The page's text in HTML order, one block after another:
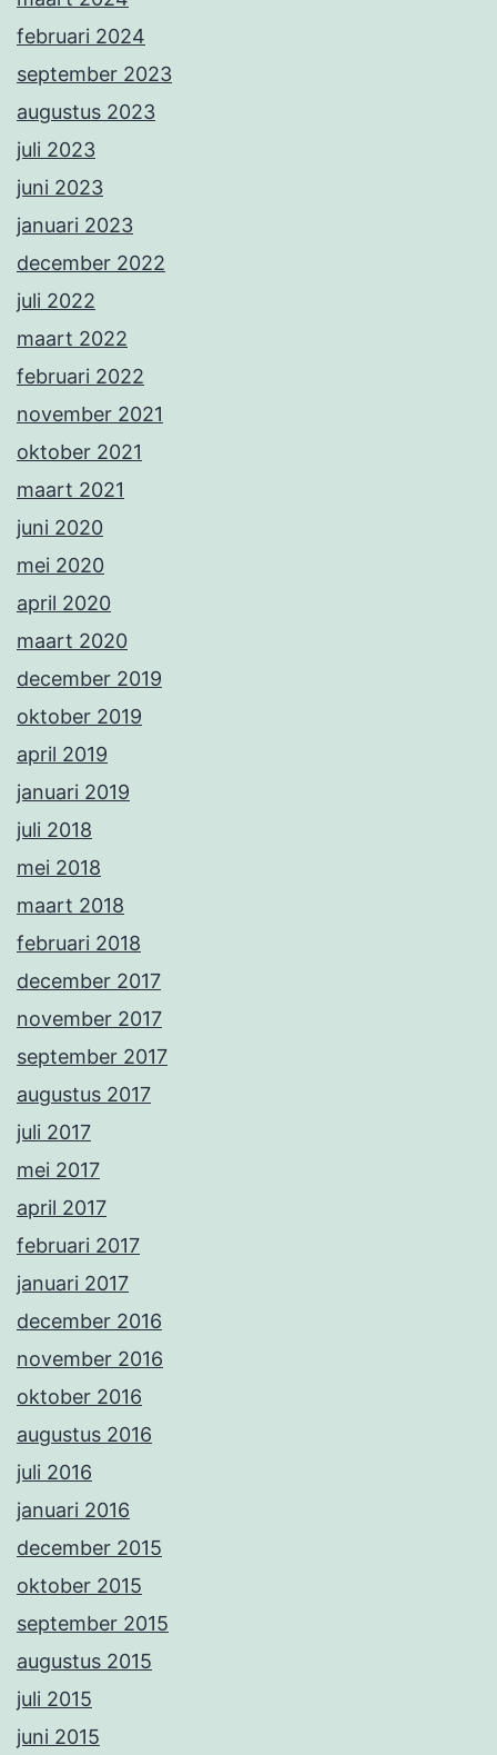
februari 2024
september 2023
augustus 2023
juli 2023
juni 2023
januari 2023
december 2022
juli 2022
maart 2022
februari 2022
november 2021
oktober 2021
maart 2021
juni 2020
mei 2020
april 2020
maart 2020
december 2019
oktober 2019
april 2019
januari 2019
juli 2018
mei 2018
maart 2018
februari 2018
december 2017
november 2017
september 2017
augustus 2017
juli 2017
mei 2017
april 2017
februari 2017
januari 2017
december 2016
november 2016
oktober 2016
augustus 2016
juli 2016
januari 2016
december 2015
oktober 2015
september 2015
augustus 2015
juli 2015
juni 2015